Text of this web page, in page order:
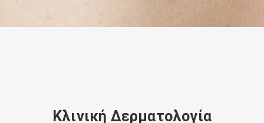
Κλινική Δερματολογία